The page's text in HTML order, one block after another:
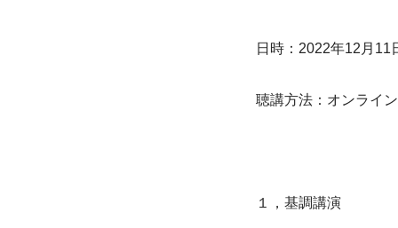
日時：2022年12月11
聴講方法：オンライ
１，基調講演